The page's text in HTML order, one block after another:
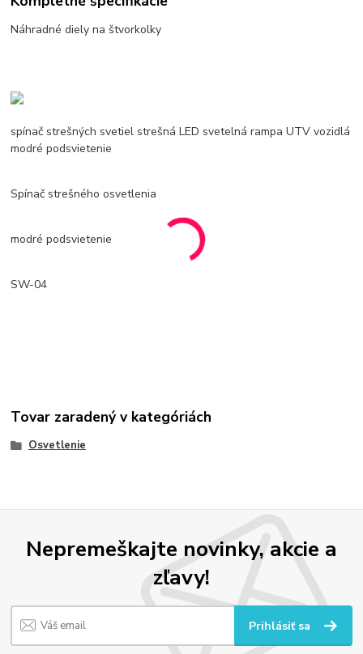
Náhradné diely na štvorkolky
spínač strešných svetiel strešná LED svetelná rampa UTV vozidlá
modré podsvietenie
Spínač strešného osvetlenia
modré podsvietenie
SW-04
Tovar zaradený v kategóriách
Osvetlenie
Nepremeškajte novinky, akcie a
zľavy!
Prihlásiť sa